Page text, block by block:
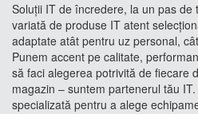
Soluții IT de încredere, la un pas de
variată de produse IT atent
adaptate atât pentru uz personal,
Punem accent pe calitate,
să faci alegerea potrivită de fiecare
magazin – suntem partenerul tău
specializată pentru a alege